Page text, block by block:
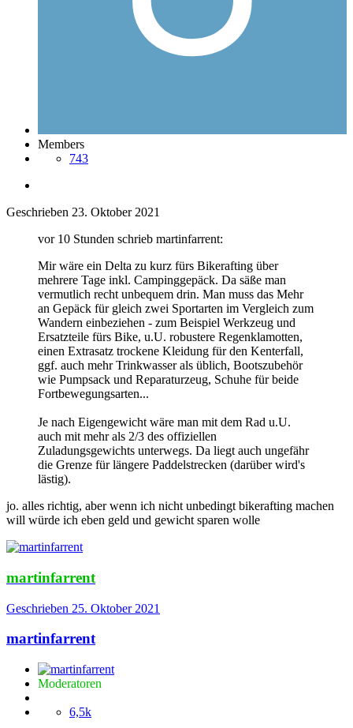
Members
743
Geschrieben 23. Oktober 2021
vor 10 Stunden schrieb martinfarrent:
Mir wäre ein Delta zu kurz fürs Bikerafting über
mehrere Tage inkl. Campinggepäck. Da säße man
vermutlich recht unbequem drin. Man muss das Mehr
an Gepäck für gleich zwei Sportarten im Vergleich zum
Wandern einbeziehen - zum Beispiel Werkzeug und
Ersatzteile fürs Bike, u.U. robustere Regenklamotten,
einen Extrasatz trockene Kleidung für den Kenterfall,
ggf. auch mehr Trinkwasser als üblich, Bootszubehör
wie Pumpsack und Reparaturzeug, Schuhe für beide
Fortbewegungsarten...
Je nach Eigengewicht wäre man mit dem Rad u.U.
auch mit mehr als 2/3 des offiziellen
Zuladungsgewichts unterwegs. Da liegt auch ungefähr
die Grenze für längere Paddelstrecken (darüber wird's
lästig).
jo. alles richtig, aber wenn ich nicht unbedingt bikerafting machen
will würde ich eben geld und gewicht sparen wolle
martinfarrent
Geschrieben 25. Oktober 2021
martinfarrent
Moderatoren
6,5k